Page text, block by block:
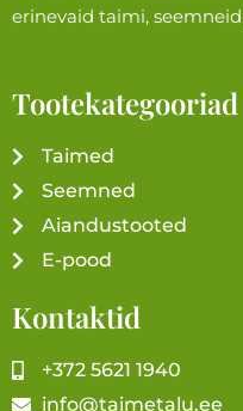
erinevaid taimi,
Tootekategooriad
Taimed
Seemned
Aiandustooted
E-pood
Kontaktid
+372 5621 1940
info@taimetalu.ee